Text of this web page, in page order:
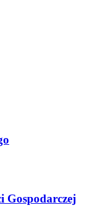
Gospodarczej